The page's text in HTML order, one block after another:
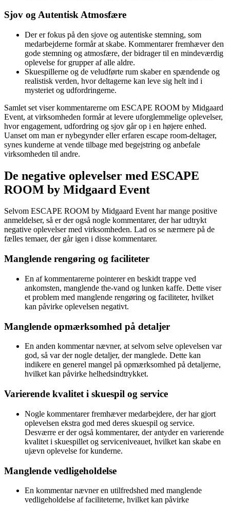
Sjov og Autentisk Atmosfære
Der er fokus på den sjove og autentiske stemning, som
medarbejderne formår at skabe. Kommentarer fremhæver den
gode stemning og atmosfære, der bidrager til en mindeværdig
oplevelse for grupper af alle aldre.
Skuespillerne og de veludførte rum skaber en spændende og
realistisk verden, hvor deltagerne kan leve sig helt ind i
mysteriet og udfordringerne.
Samlet set viser kommentarerne om ESCAPE ROOM by Midgaard
Event, at virksomheden formår at levere uforglemmelige oplevelser,
hvor engagement, udfordring og sjov går op i en højere enhed.
Uanset om man er nybegynder eller erfaren escape room-deltager,
synes kunderne at vende tilbage med begejstring og anbefale
virksomheden til andre.
De negative oplevelser med ESCAPE
ROOM by Midgaard Event
Selvom ESCAPE ROOM by Midgaard Event har mange positive
anmeldelser, så er der også nogle kommentarer, der har udtrykt
negative oplevelser med virksomheden. Lad os se nærmere på de
fælles temaer, der går igen i disse kommentarer.
Manglende rengøring og faciliteter
En af kommentarerne pointerer en beskidt trappe ved
ankomsten, manglende the-vand og lunken kaffe. Dette viser
et problem med manglende rengøring og faciliteter, hvilket
kan påvirke oplevelsen negativt.
Manglende opmærksomhed på detaljer
En anden kommentar nævner, at selvom selve oplevelsen var
god, så var der nogle detaljer, der manglede. Dette kan
indikere en generel mangel på opmærksomhed på detaljerne,
hvilket kan påvirke helhedsindtrykket.
Varierende kvalitet i skuespil og service
Nogle kommentarer fremhæver medarbejdere, der har gjort
oplevelsen ekstra god med deres skuespil og service.
Desværre er der også kommentarer, der antyder en varierende
kvalitet i skuespillet og serviceniveauet, hvilket kan skabe en
ujævn oplevelse for kunderne.
Manglende vedligeholdelse
En kommentar nævner en utilfredshed med manglende
vedligeholdelse af faciliteterne, hvilket kan påvirke